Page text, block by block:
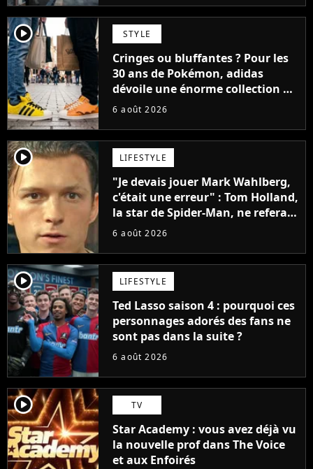
player2 STYLE
Cringes ou bluffantes ? Pour les
30 ans de Pokémon, adidas
dévoile une énorme collection de
sneakers et je ne sais pas quoi en
6 août 2026
player2 LIFESTYLE
"Je devais jouer Mark Wahlberg,
c'était une erreur" : Tom Holland,
la star de Spider-Man, ne referait
pas ce blockbuster
6 août 2026
player2 LIFESTYLE
Ted Lasso saison 4 : pourquoi ces
personnages adorés des fans ne
sont pas dans la suite ?
6 août 2026
player2 TV
Star Academy : vous avez déjà vu
la nouvelle prof dans The Voice
et aux Enfoirés